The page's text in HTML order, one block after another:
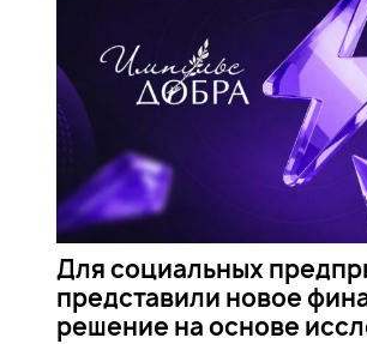
Для социальных
представили новое
решение на основе